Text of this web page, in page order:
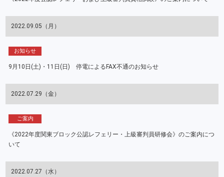
2022.09.05（月）
お知らせ
9月10日(土)・11日(日) 停電によるFAX不通のお知らせ
2022.07.29（金）
ご案内
《2022年度関東ブロック公認レフェリー・上級審判員研修会》のご案内につ
いて
2022.07.27（水）